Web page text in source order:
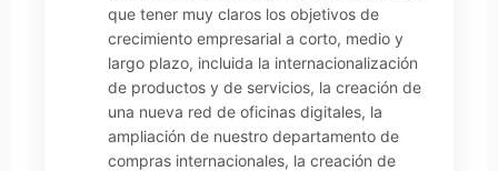
que tener muy claros los objetivos de
crecimiento empresarial a corto, medio y
largo plazo, incluida la internacionalización
de productos y de servicios, la creación de
una nueva red de oficinas digitales, la
ampliación de nuestro departamento de
compras internacionales, la creación de